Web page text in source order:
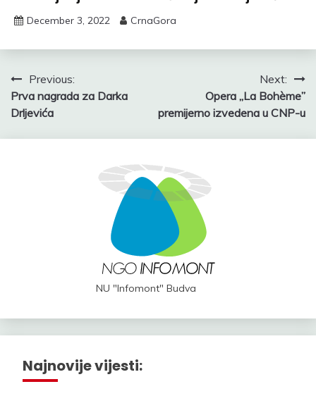
December 3, 2022 CrnaGora
Post
navigation
Previous:
Prva nagrada za Darka
Drljevića
Next:
Opera „La Bohème”
premijerno izvedena u CNP-u
NU "Infomont" Budva
Najnovije vijesti: